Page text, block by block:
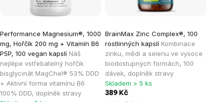
Performance Magnesium®, 1000
mg, Hořčík 200 mg + Vitamín B6
P5P, 100 vegan kapslí Náš
nejlépe vstřebatelný hořčík
bisglycinát MagChel® 53% DDD
+ Aktivní forma vitamínu B6
100% DDD, doplněk stravy
hodnocení
produktu
je
5,0
z
5
BrainMax Zinc Complex®, 100
rostlinných kapslí Kombinace
zinku, mědi a selenu ve vysoce
biodostupných formách, 100
dávek, doplněk stravy
Skladem > 5 ks
389 Kč